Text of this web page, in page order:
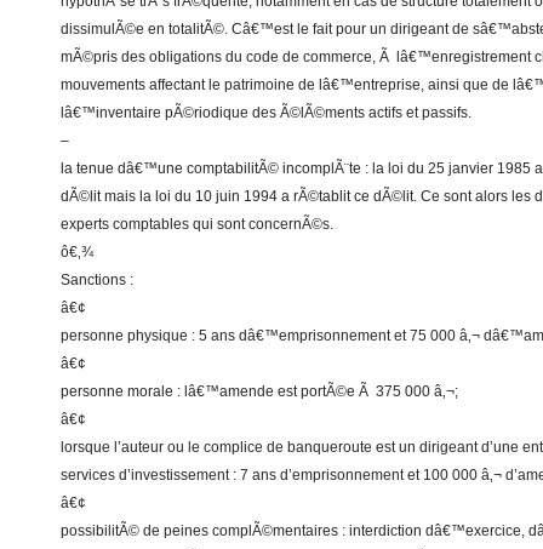
dissimulÃ©e en totalitÃ©. Câ€™est le fait pour un dirigeant de
mÃ©pris des obligations du code de commerce, Ã lâ€™enregistrement
mouvements affectant le patrimoine de lâ€™entreprise, ainsi que de
lâ€™inventaire pÃ©riodique des Ã©lÃ©ments actifs et passifs.
–
la tenue dâ€™une comptabilitÃ© incomplÃ¨te : la loi du 25 janvier 1985
dÃ©lit mais la loi du 10 juin 1994 a rÃ©tablit ce dÃ©lit. Ce sont alors les
experts comptables qui sont concernÃ©s.
ô€‚¾
Sanctions :
â€¢
personne physique : 5 ans dâ€™emprisonnement et 75 000 â‚¬
â€¢
personne morale : lâ€™amende est portÃ©e Ã 375 000 â‚¬;
â€¢
lorsque l’auteur ou le complice de banqueroute est un dirigeant d’une
services d’investissement : 7 ans d’emprisonnement et 100 000 â‚¬
â€¢
possibilitÃ© de peines complÃ©mentaires : interdiction dâ€™exercice,